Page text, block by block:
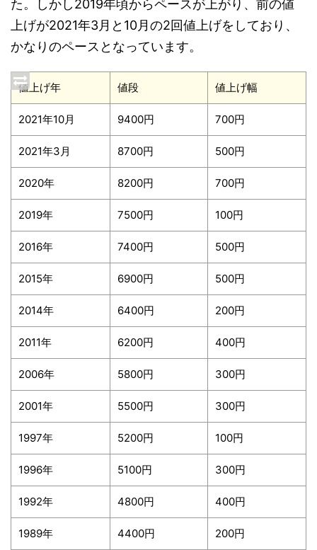
た。しかし2019年頃からペースが上がり、前の値
上げが2021年3月と10月の2回値上げをしており、
かなりのペースとなっています。
値上げ年 値段 値上げ幅
2021年10月 9400円 700円
2021年3月 8700円 500円
2020年 8200円 700円
2019年 7500円 100円
2016年 7400円 500円
2015年 6900円 500円
2014年 6400円 200円
2011年 6200円 400円
2006年 5800円 300円
2001年 5500円 300円
1997年 5200円 100円
1996年 5100円 300円
1992年 4800円 400円
1989年 4400円 200円